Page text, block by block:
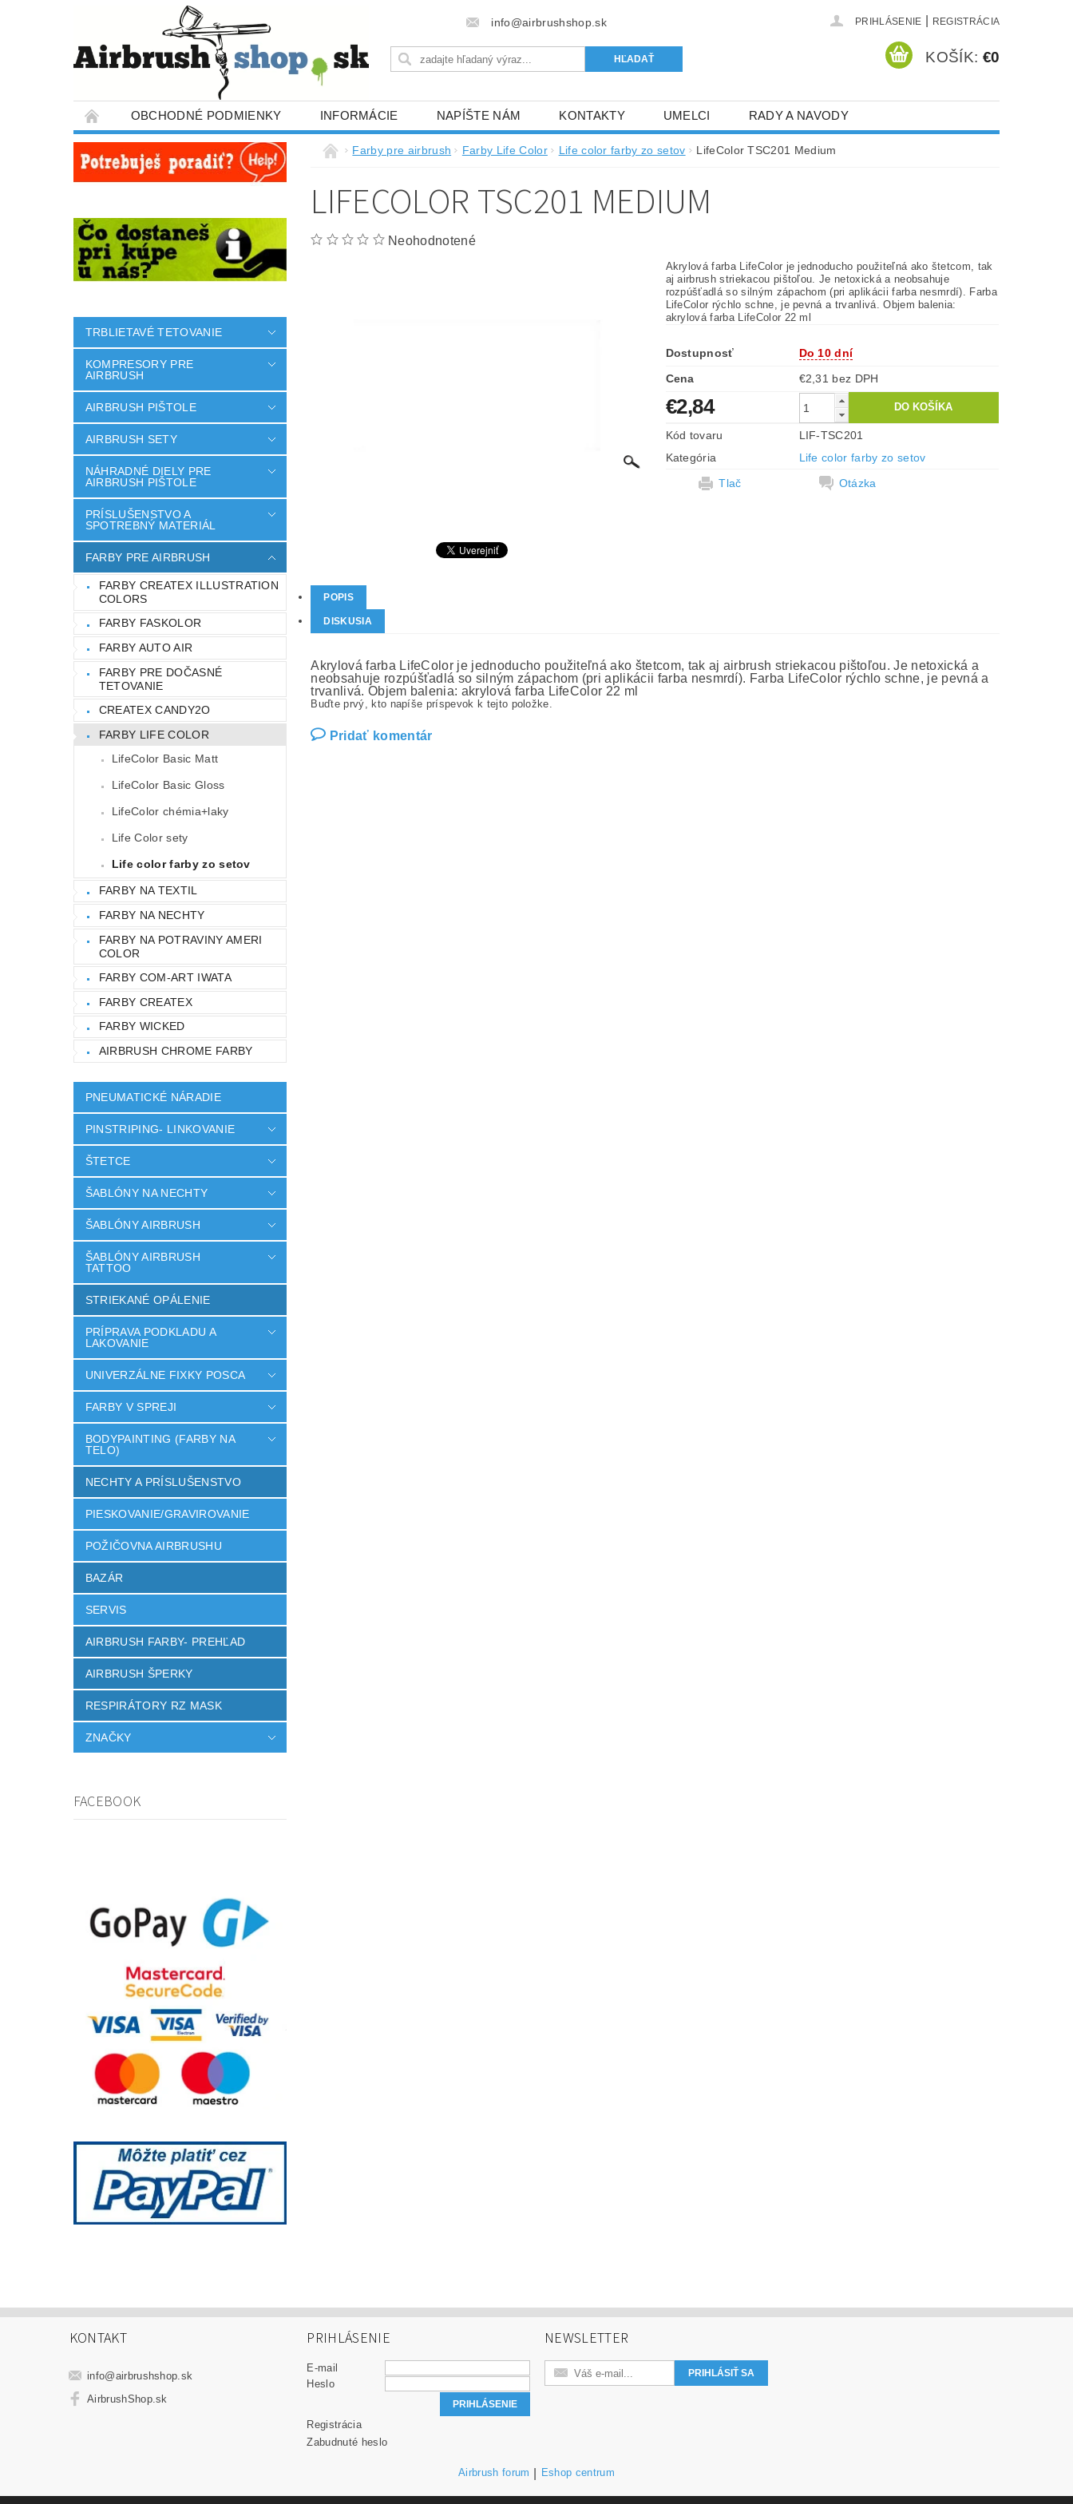
info@airbrushshop.sk PRIHLÁSENIE REGISTRÁCIA
KOŠÍK: €0
OBCHODNÉ PODMIENKY INFORMÁCIE NAPÍŠTE NÁM KONTAKTY UMELCI RADY A NAVODY
TRBLIETAVÉ TETOVANIE
KOMPRESORY PRE
AIRBRUSH
AIRBRUSH PIŠTOLE
AIRBRUSH SETY
NÁHRADNÉ DIELY PRE
AIRBRUSH PIŠTOLE
PRÍSLUŠENSTVO A
SPOTREBNÝ MATERIÁL
FARBY PRE AIRBRUSH
FARBY CREATEX ILLUSTRATION
COLORS
FARBY FASKOLOR
FARBY AUTO AIR
FARBY PRE DOČASNÉ
TETOVANIE
CREATEX CANDY2O
FARBY LIFE COLOR
LifeColor Basic Matt
LifeColor Basic Gloss
LifeColor chémia+laky
Life Color sety
Life color farby zo setov
FARBY NA TEXTIL
FARBY NA NECHTY
FARBY NA POTRAVINY AMERI
COLOR
FARBY COM-ART IWATA
FARBY CREATEX
FARBY WICKED
AIRBRUSH CHROME FARBY
PNEUMATICKÉ NÁRADIE
PINSTRIPING- LINKOVANIE
ŠTETCE
ŠABLÓNY NA NECHTY
ŠABLÓNY AIRBRUSH
ŠABLÓNY AIRBRUSH
TATTOO
STRIEKANÉ OPÁLENIE
PRÍPRAVA PODKLADU A
LAKOVANIE
UNIVERZÁLNE FIXKY POSCA
FARBY V SPREJI
BODYPAINTING (FARBY NA
TELO)
NECHTY A PRÍSLUŠENSTVO
PIESKOVANIE/GRAVIROVANIE
POŽIČOVNA AIRBRUSHU
BAZÁR
SERVIS
AIRBRUSH FARBY- PREHĽAD
AIRBRUSH ŠPERKY
RESPIRÁTORY RZ MASK
ZNAČKY
FACEBOOK
Farby pre airbrush Farby Life Color Life color farby zo setov LifeColor TSC201 Medium
LIFECOLOR TSC201 MEDIUM
Neohodnotené
Akrylová farba LifeColor je jednoducho použiteľná ako štetcom, tak
aj airbrush striekacou pištoľou. Je netoxická a neobsahuje
rozpúšťadlá so silným zápachom (pri aplikácii farba nesmrdí). Farba
LifeColor rýchlo schne, je pevná a trvanlivá. Objem balenia:
akrylová farba LifeColor 22 ml
Dostupnosť
Do 10 dní
Cena
€2,31 bez DPH
€2,84
Kód tovaru
LIF-TSC201
Kategória
Life color farby zo setov
Tlač
Otázka
POPIS
DISKUSIA
Akrylová farba LifeColor je jednoducho použiteľná ako štetcom, tak aj airbrush striekacou pištoľou. Je netoxická a
neobsahuje rozpúšťadlá so silným zápachom (pri aplikácii farba nesmrdí). Farba LifeColor rýchlo schne, je pevná a
trvanlivá. Objem balenia: akrylová farba LifeColor 22 ml
Buďte prvý, kto napíše príspevok k tejto položke.
Pridať komentár
KONTAKT
info@airbrushshop.sk
AirbrushShop.sk
PRIHLÁSENIE
E-mail
Heslo
Registrácia
Zabudnuté heslo
NEWSLETTER
Airbrush forum Eshop centrum